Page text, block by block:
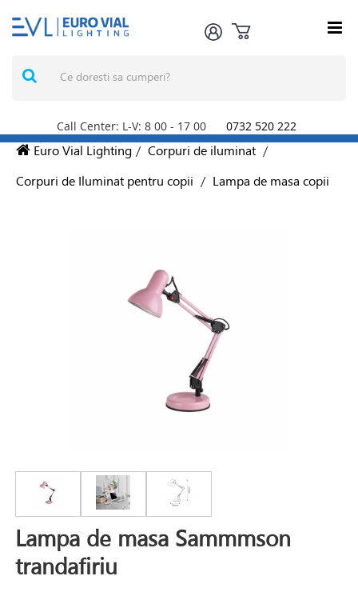
Call Center: L-V: 8 00 - 17 00 0732 520 222
Euro Vial Lighting / Corpuri de iluminat /
Corpuri de Iluminat pentru copii / Lampa de masa copii
Lampa de masa Sammmson
trandafiriu